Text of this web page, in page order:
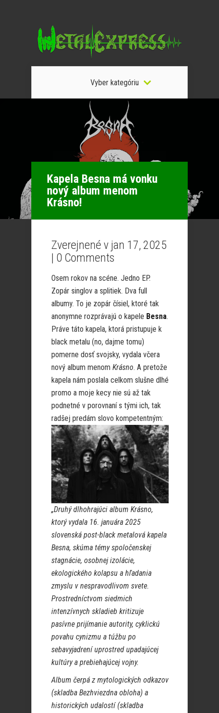
Vyber kategóriu
Kapela Besna má vonku
nový album menom
Krásno!
Zverejnené v jan 17, 2025
| 0 Comments
Osem rokov na scéne. Jedno EP.
Zopár singlov a splitiek. Dva full
albumy. To je zopár čísiel, ktoré tak
anonymne rozprávajú o kapele Besna.
Práve táto kapela, ktorá pristupuje k
black metalu (no, dajme tomu)
pomerne dosť svojsky, vydala včera
nový album menom Krásno. A pretože
kapela nám poslala celkom slušne dlhé
promo a moje kecy nie sú až tak
podnetné v porovnaní s tými ich, tak
radšej predám slovo kompetentným:
„Druhý dlhohrajúci album Krásno,
ktorý vydala 16. januára 2025
slovenská post-black metalová kapela
Besna, skúma témy spoločenskej
stagnácie, osobnej izolácie,
ekologického kolapsu a hľadania
zmyslu v nespravodlivom svete.
Prostredníctvom siedmich
intenzívnych skladieb kritizuje
pasívne prijímanie autority, cyklickú
povahu cynizmu a túžbu po
sebavyjadrení uprostred upadajúcej
kultúry a prebiehajúcej vojny.
Album čerpá z mytologických odkazov
(skladba Bezhviezdna obloha) a
historických udalostí (skladba